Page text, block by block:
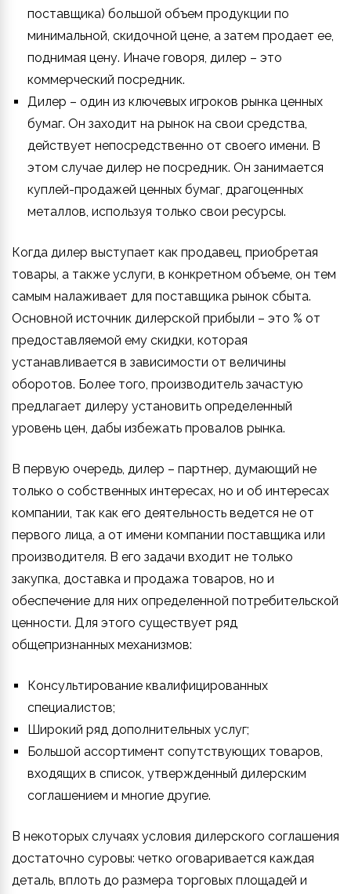
поставщика) большой объем продукции по
минимальной, скидочной цене, а затем продает ее,
поднимая цену. Иначе говоря, дилер – это
коммерческий посредник.
Дилер – один из ключевых игроков рынка ценных
бумаг. Он заходит на рынок на свои средства,
действует непосредственно от своего имени. В
этом случае дилер не посредник. Он занимается
куплей-продажей ценных бумаг, драгоценных
металлов, используя только свои ресурсы.
Когда дилер выступает как продавец, приобретая
товары, а также услуги, в конкретном объеме, он тем
самым налаживает для поставщика рынок сбыта.
Основной источник дилерской прибыли – это % от
предоставляемой ему скидки, которая
устанавливается в зависимости от величины
оборотов. Более того, производитель зачастую
предлагает дилеру установить определенный
уровень цен, дабы избежать провалов рынка.
В первую очередь, дилер – партнер, думающий не
только о собственных интересах, но и об интересах
компании, так как его деятельность ведется не от
первого лица, а от имени компании поставщика или
производителя. В его задачи входит не только
закупка, доставка и продажа товаров, но и
обеспечение для них определенной потребительской
ценности. Для этого существует ряд
общепризнанных механизмов:
Консультирование квалифицированных
специалистов;
Широкий ряд дополнительных услуг;
Большой ассортимент сопутствующих товаров,
входящих в список, утвержденный дилерским
соглашением и многие другие.
В некоторых случаях условия дилерского соглашения
достаточно суровы: четко оговаривается каждая
деталь, вплоть до размера торговых площадей и